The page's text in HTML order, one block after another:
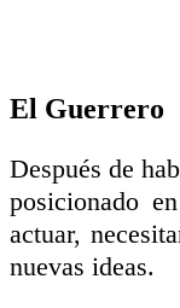
El Guerrero
Después de
posicionado
actuar,
nuevas ideas.